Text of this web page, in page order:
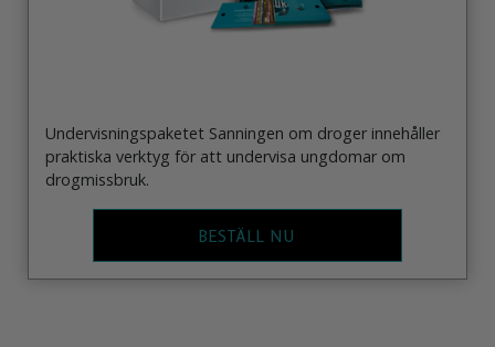
Undervisningspaketet Sanningen om droger innehåller
praktiska verktyg för att undervisa ungdomar om
drogmissbruk.
BESTÄLL NU